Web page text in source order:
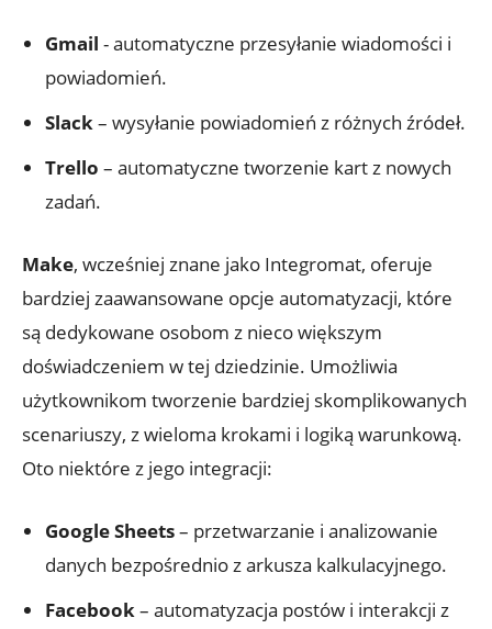
Gmail -⁤ automatyczne przesyłanie wiadomości i ​
powiadomień.
Slack– wysyłanie powiadomień z różnych źródeł.
Trello – automatyczne tworzenie kart z nowych
zadań.
Make, wcześniej znane jako Integromat, oferuje
bardziej zaawansowane opcje automatyzacji, które
są dedykowane osobom z nieco większym
doświadczeniem w tej dziedzinie. ⁤Umożliwia
użytkownikom tworzenie ⁣bardziej ⁢skomplikowanych
scenariuszy, z wieloma krokami ⁤i logiką warunkową.
Oto niektóre z jego integracji:
Google Sheets– przetwarzanie​ i analizowanie
danych bezpośrednio⁣ z arkusza kalkulacyjnego.
Facebook– automatyzacja postów i interakcji z